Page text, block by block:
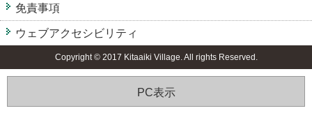
免責事項
ウェブアクセシビリティ
Copyright © 2017 Kitaaiki Village. All rights Reserved.
PC表示